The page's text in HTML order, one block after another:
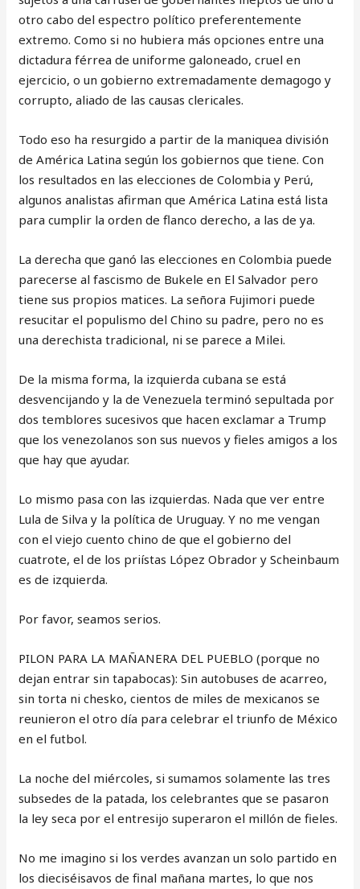
otro cabo del espectro político preferentemente
extremo. Como si no hubiera más opciones entre una
dictadura férrea de uniforme galoneado, cruel en
ejercicio, o un gobierno extremadamente demagogo y
corrupto, aliado de las causas clericales.
Todo eso ha resurgido a partir de la maniquea división
de América Latina según los gobiernos que tiene. Con
los resultados en las elecciones de Colombia y Perú,
algunos analistas afirman que América Latina está lista
para cumplir la orden de flanco derecho, a las de ya.
La derecha que ganó las elecciones en Colombia puede
parecerse al fascismo de Bukele en El Salvador pero
tiene sus propios matices. La señora Fujimori puede
resucitar el populismo del Chino su padre, pero no es
una derechista tradicional, ni se parece a Milei.
De la misma forma, la izquierda cubana se está
desvencijando y la de Venezuela terminó sepultada por
dos temblores sucesivos que hacen exclamar a Trump
que los venezolanos son sus nuevos y fieles amigos a los
que hay que ayudar.
Lo mismo pasa con las izquierdas. Nada que ver entre
Lula de Silva y la política de Uruguay. Y no me vengan
con el viejo cuento chino de que el gobierno del
cuatrote, el de los priístas López Obrador y Scheinbaum
es de izquierda.
Por favor, seamos serios.
PILON PARA LA MAÑANERA DEL PUEBLO (porque no
dejan entrar sin tapabocas): Sin autobuses de acarreo,
sin torta ni chesko, cientos de miles de mexicanos se
reunieron el otro día para celebrar el triunfo de México
en el futbol.
La noche del miércoles, si sumamos solamente las tres
subsedes de la patada, los celebrantes que se pasaron
la ley seca por el entresijo superaron el millón de fieles.
No me imagino si los verdes avanzan un solo partido en
los dieciséisavos de final mañana martes, lo que nos